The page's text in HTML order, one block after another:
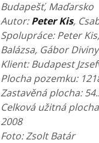
Budapešť, Maďarsko
Autor:Peter Kis,
Spolupráce: Peter
Balázsa, Gábor
Klient: Budapest
Plocha pozemku:
Zastavěná plocha:
Celková užitná
2008
Foto: Zsolt Batár